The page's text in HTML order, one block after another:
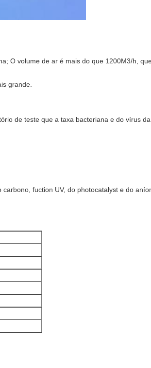
O volume de ar é mais do que 1200M3/h,
grande.
de teste que a taxa bacteriana e do vírus
fuction UV, do photocatalyst e do